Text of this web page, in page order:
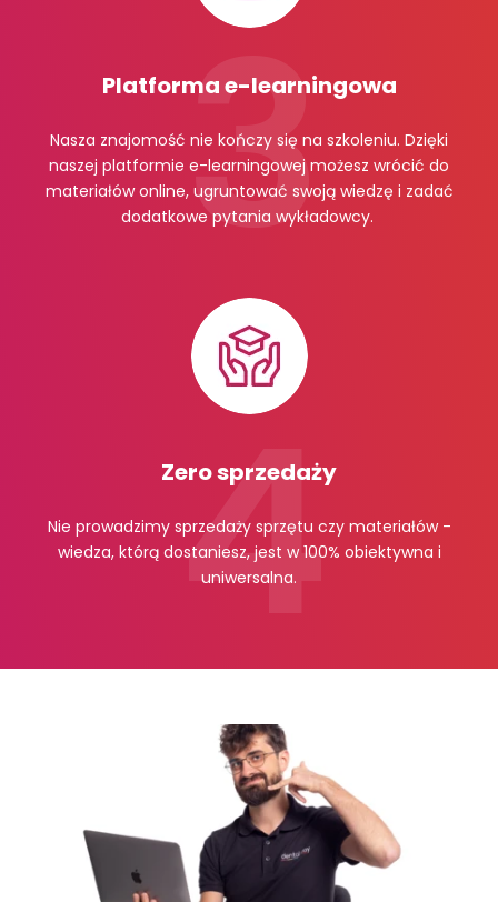
Platforma e-learningowa
Nasza znajomość nie kończy się na szkoleniu. Dzięki
naszej platformie e-learningowej możesz wrócić do
materiałów online, ugruntować swoją wiedzę i zadać
dodatkowe pytania wykładowcy.
Zero sprzedaży
Nie prowadzimy sprzedaży sprzętu czy materiałów -
wiedza, którą dostaniesz, jest w 100% obiektywna i
uniwersalna.